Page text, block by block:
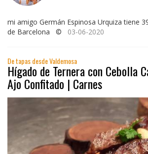
mi amigo Germán Espinosa Urquiza tiene
de Barcelona © 03-06-2020
De tapas desde Valdemosa
Hígado de Ternera con Cebolla
Ajo Confitado | Carnes